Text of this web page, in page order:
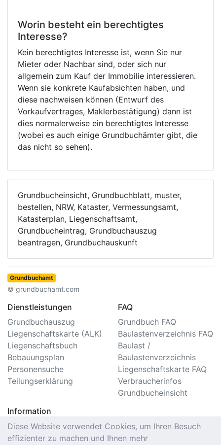
Worin besteht ein berechtigtes
Interesse?
Kein berechtigtes Interesse ist, wenn Sie nur
Mieter oder Nachbar sind, oder sich nur
allgemein zum Kauf der Immobilie interessieren.
Wenn sie konkrete Kaufabsichten haben, und
diese nachweisen können (Entwurf des
Vorkaufvertrages, Maklerbestätigung) dann ist
dies normalerweise ein berechtigtes Interesse
(wobei es auch einige Grundbuchämter gibt, die
das nicht so sehen).
Grundbucheinsicht, Grundbuchblatt, muster,
bestellen, NRW, Kataster, Vermessungsamt,
Katasterplan, Liegenschaftsamt,
Grundbucheintrag, Grundbuchauszug
beantragen, Grundbuchauskunft
Grundbuchamt
© grundbuchamt.com
Dienstleistungen
Grundbuchauszug
Liegenschaftskarte (ALK)
Liegenschaftsbuch
Bebauungsplan
Personensuche
Teilungserklärung
FAQ
Grundbuch FAQ
Baulastenverzeichnis FAQ
Baulast /
Baulastenverzeichnis
Liegenschaftskarte FAQ
Verbraucherinfos
Grundbucheinsicht
Information
Impressum/Kontakt
Datenschutzerklärung
Diese Website verwendet Cookies, um Ihren Besuch
effizienter zu machen und Ihnen mehr